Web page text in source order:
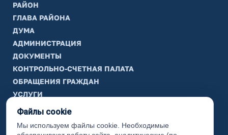
РАЙОН
ГЛАВА РАЙОНА
ДУМА
АДМИНИСТРАЦИЯ
ДОКУМЕНТЫ
КОНТРОЛЬНО-СЧЕТНАЯ ПАЛАТА
ОБРАЩЕНИЯ ГРАЖДАН
УСЛУГИ
ТИК
ИНФОРМАЦИЯ
Файлы cookie
Мы используем файлы cookie. Необходимые